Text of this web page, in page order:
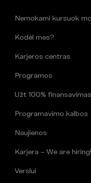
Nemokami kursuok
Kodėl mes?
Karjeros centras
Programos
Užt 100% finansavimas
Programavimo kalbos
Naujienos
Karjera – We are hiring!
Verslui